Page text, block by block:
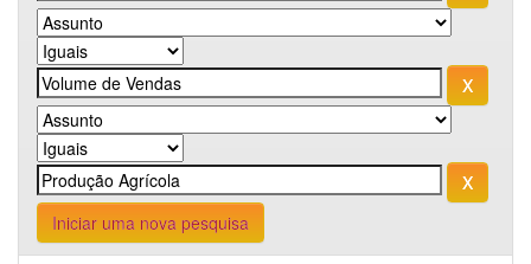
Iniciar uma nova pesquisa